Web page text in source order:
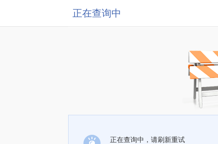
正在查询中
正在查询中，请刷新重试